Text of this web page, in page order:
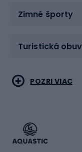
Zimné športy
Turistická obuv
Vodné športy
Beh
Bojové umenia
Raketové športy
POZRI VIAC